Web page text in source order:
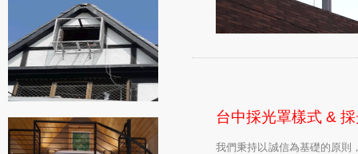
台中採光罩樣式 &
我們秉持以誠信為基礎的原則